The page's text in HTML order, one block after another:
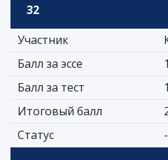
32
Участник
Балл за эссе
Балл за тест
Итоговый балл
Статус
-